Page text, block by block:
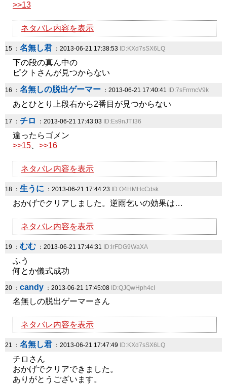
>>13
ネタバレ内容を表示
15 ： 名無し君 ：2013-06-21 17:38:53 ID:KXd7sSX6LQ
下の段の真ん中の
ピクトさんが見つからない
16 ： 名無しの脱出ゲーマー ：2013-06-21 17:40:41 ID:7sFrrmcV9k
あとひとり上段右から2番目が見つからない
17 ： チロ ：2013-06-21 17:43:03 ID:Es9nJT.t36
違ったらゴメン
>>15
>>16
ネタバレ内容を表示
18 ： 生うに ：2013-06-21 17:44:23 ID:O4HMHcCdsk
おかげでクリアしました。逆雨乞いの効果は…
ネタバレ内容を表示
19 ： むむ ：2013-06-21 17:44:31 ID:lrFDG9WaXA
ふう
何とか儀式成功
20 ： candy ：2013-06-21 17:45:08 ID:QJQwHph4cI
名無しの脱出ゲーマーさん
ネタバレ内容を表示
21 ： 名無し君 ：2013-06-21 17:47:49 ID:KXd7sSX6LQ
チロさん
おかげでクリアできました。
ありがとうございます。